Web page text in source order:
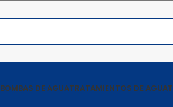
BOMBAS DE AGUATRATAMIENTOS DE AGUA